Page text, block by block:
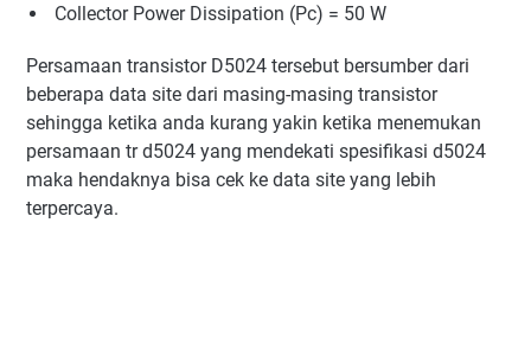
Collector Power Dissipation (Pc) = 50 W
Persamaan transistor D5024 tersebut bersumber dari
beberapa data site dari masing-masing transistor
sehingga ketika anda kurang yakin ketika menemukan
persamaan tr d5024 yang mendekati spesifikasi d5024
maka hendaknya bisa cek ke data site yang lebih
terpercaya.